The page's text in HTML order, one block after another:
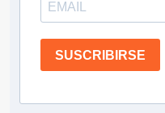
SUSCRIBIRSE